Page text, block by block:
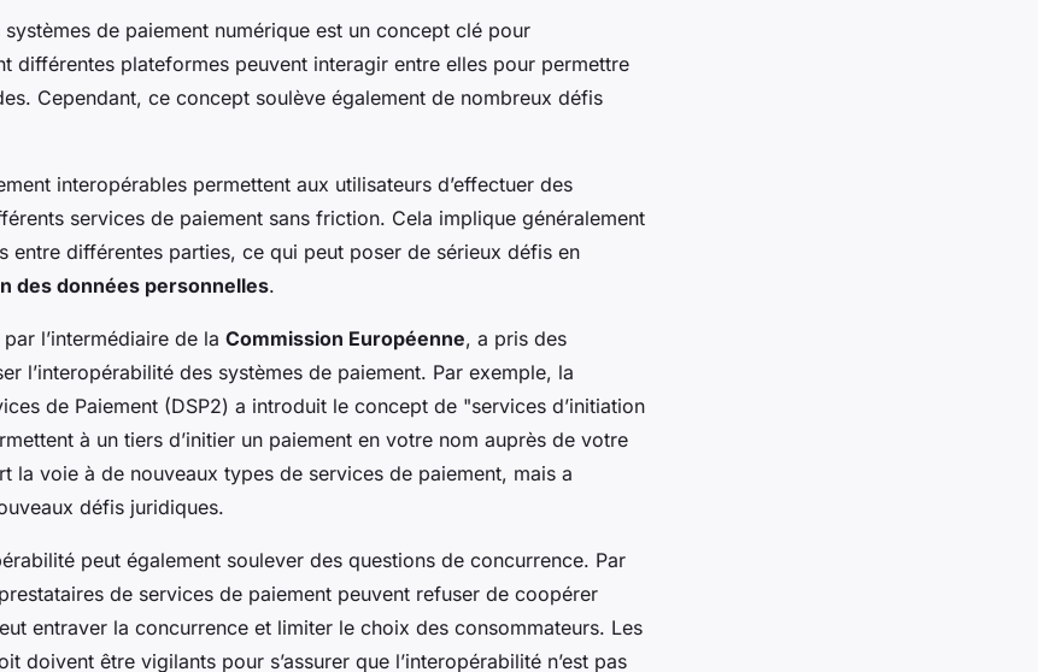
systèmes de paiement numérique est un concept clé pour
différentes plateformes peuvent interagir entre elles pour permettre
Cependant, ce concept soulève également de nombreux défis
interopérables permettent aux utilisateurs d’effectuer des
services de paiement sans friction. Cela implique généralement
entre différentes parties, ce qui peut poser de sérieux défis en
des données personnelles.
l’intermédiaire de la Commission Européenne, a pris des
l’interopérabilité des systèmes de paiement. Par exemple, la
de Paiement (DSP2) a introduit le concept de "services d’initiation
à un tiers d’initier un paiement en votre nom auprès de votre
la voie à de nouveaux types de services de paiement, mais a
défis juridiques.
peut également soulever des questions de concurrence. Par
de services de paiement peuvent refuser de coopérer
entraver la concurrence et limiter le choix des consommateurs. Les
doivent être vigilants pour s’assurer que l’interopérabilité n’est pas